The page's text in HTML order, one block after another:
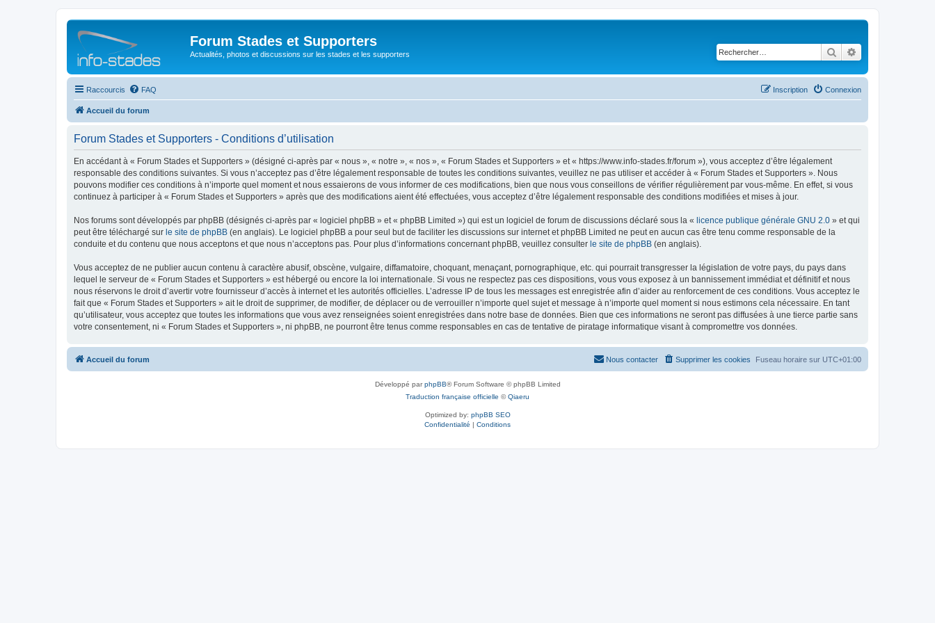
Forum Stades et Supporters
Actualités, photos et discussions sur les stades et les supporters Rechercher
Raccourcis FAQ Connexion
Inscription
Accueil du forum
Forum Stades et Supporters - Conditions d’utilisation
En accédant à « Forum Stades et Supporters » (désigné ci-après par « nous », « notre », « nos », « Forum Stades et Supporters » et « https://www.info-stades.fr/forum »), vous acceptez d’être légalement
responsable des conditions suivantes. Si vous n’acceptez pas d’être légalement responsable de toutes les conditions suivantes, veuillez ne pas utiliser et accéder à « Forum Stades et Supporters ». Nous
pouvons modifier ces conditions à n’importe quel moment et nous essaierons de vous informer de ces modifications, bien que nous vous conseillons de vérifier régulièrement par vous-même. En effet, si vous
continuez à participer à « Forum Stades et Supporters » après que des modifications aient été effectuées, vous acceptez d’être légalement responsable des conditions modifiées et mises à jour.
Nos forums sont développés par phpBB (désignés ci-après par « logiciel phpBB » et « phpBB Limited ») qui est un logiciel de forum de discussions déclaré sous la « licence publique générale GNU 2.0 » et qui
peut être téléchargé sur le site de phpBB (en anglais). Le logiciel phpBB a pour seul but de faciliter les discussions sur internet et phpBB Limited ne peut en aucun cas être tenu comme responsable de la
conduite et du contenu que nous acceptons et que nous n’acceptons pas. Pour plus d’informations concernant phpBB, veuillez consulter le site de phpBB (en anglais).
Vous acceptez de ne publier aucun contenu à caractère abusif, obscène, vulgaire, diffamatoire, choquant, menaçant, pornographique, etc. qui pourrait transgresser la législation de votre pays, du pays dans
lequel le serveur de « Forum Stades et Supporters » est hébergé ou encore la loi internationale. Si vous ne respectez pas ces dispositions, vous vous exposez à un bannissement immédiat et définitif et nous
nous réservons le droit d’avertir votre fournisseur d’accès à internet et les autorités officielles. L’adresse IP de tous les messages est enregistrée afin d’aider au renforcement de ces conditions. Vous acceptez le
fait que « Forum Stades et Supporters » ait le droit de supprimer, de modifier, de déplacer ou de verrouiller n’importe quel sujet et message à n’importe quel moment si nous estimons cela nécessaire. En tant
qu’utilisateur, vous acceptez que toutes les informations que vous avez renseignées soient enregistrées dans notre base de données. Bien que ces informations ne seront pas diffusées à une tierce partie sans
votre consentement, ni « Forum Stades et Supporters », ni phpBB, ne pourront être tenus comme responsables en cas de tentative de piratage informatique visant à compromettre vos données.
Accueil du forum Fuseau horaire sur UTC+01:00
Supprimer les cookies
Nous contacter
Développé parphpBB® Forum Software © phpBB Limited
Traduction française officielle ©Qiaeru
Optimized by: phpBB SEO
Confidentialité | Conditions